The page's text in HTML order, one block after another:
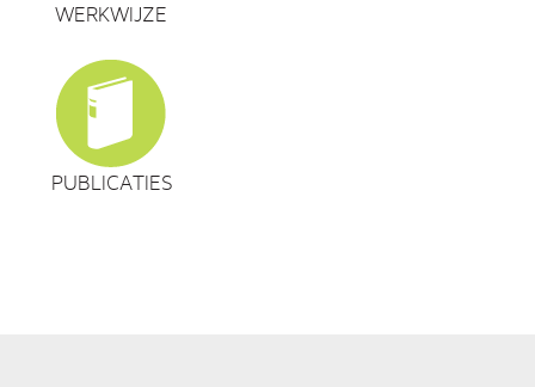
WERKWIJZE
PUBLICATIES